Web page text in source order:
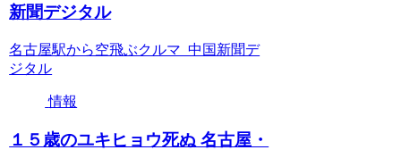
新聞デジタル
名古屋駅から空飛ぶクルマ 中国新聞デ
ジタル
情報
１５歳のユキヒョウ死ぬ 名古屋・